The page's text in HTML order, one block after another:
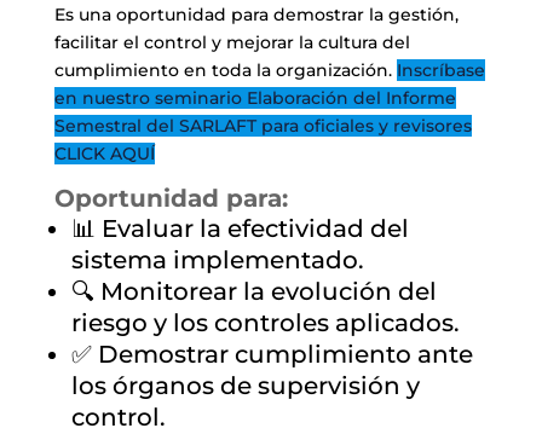
Es una oportunidad para demostrar la gestión,
facilitar el control y mejorar la cultura del
cumplimiento en toda la organización. Inscríbase
en nuestro seminario Elaboración del Informe
Semestral del SARLAFT para oficiales y revisores
CLICK AQUÍ
Oportunidad para:
📊 Evaluar la efectividad del
sistema implementado.
🔍 Monitorear la evolución del
riesgo y los controles aplicados.
✅ Demostrar cumplimiento ante
los órganos de supervisión y
control.